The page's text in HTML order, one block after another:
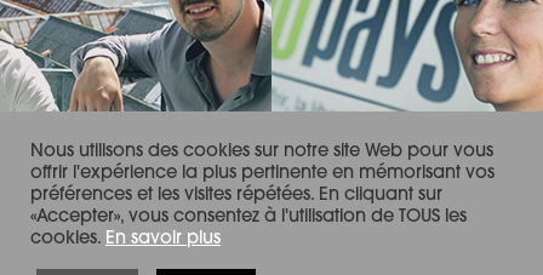
CRÉDITS & MENTIONS LÉGALES
Nous utilisons des cookies sur notre site Web pour vous
offrir l'expérience la plus pertinente en mémorisant vos
préférences et les visites répétées. En cliquant sur
«Accepter», vous consentez à l'utilisation de TOUS les
cookies. En savoir plus